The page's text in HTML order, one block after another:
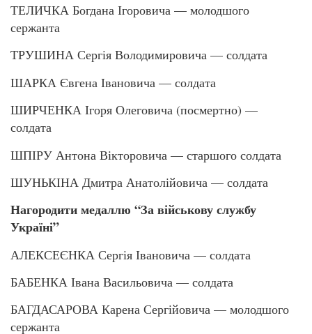
ТЕЛИЧКА Богдана Ігоровича — молодшого
сержанта
ТРУШИНА Сергія Володимировича — солдата
ШАРКА Євгена Івановича — солдата
ШИРЧЕНКА Ігоря Олеговича (посмертно) —
солдата
ШПІРУ Антона Вікторовича — старшого солдата
ШУНЬКІНА Дмитра Анатолійовича — солдата
Нагородити медаллю “За військову службу
Україні”
АЛЕКСЕЄНКА Сергія Івановича — солдата
БАБЕНКА Івана Васильовича — солдата
БАГДАСАРОВА Карена Сергійовича — молодшого
сержанта